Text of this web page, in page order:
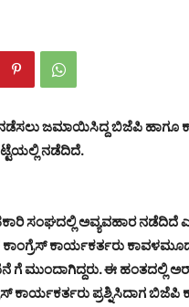
ಜಮಾಯಿಸಿದ್ದ ಬಿಜೆಪಿ ಹಾಗೂ
ನಡೆದಿದೆ.
ಸಂಘದಲ್ಲಿ ಅವ್ಯವಹಾರ
ಕಾಂಗ್ರೆಸ್ ಕಾರ್ಯಕರ್ತರು
ಗೆ ಮುಂದಾಗಿದ್ದರು. ಈ ಹಂತದಲ್ಲಿ
ಕಾರ್ಯಕರ್ತರು ಪ್ರಶ್ನಿಸಿದಾಗ ಬಿಜೆಪಿ